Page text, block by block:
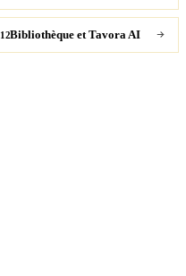
12Bibliothèque et Tavora AI